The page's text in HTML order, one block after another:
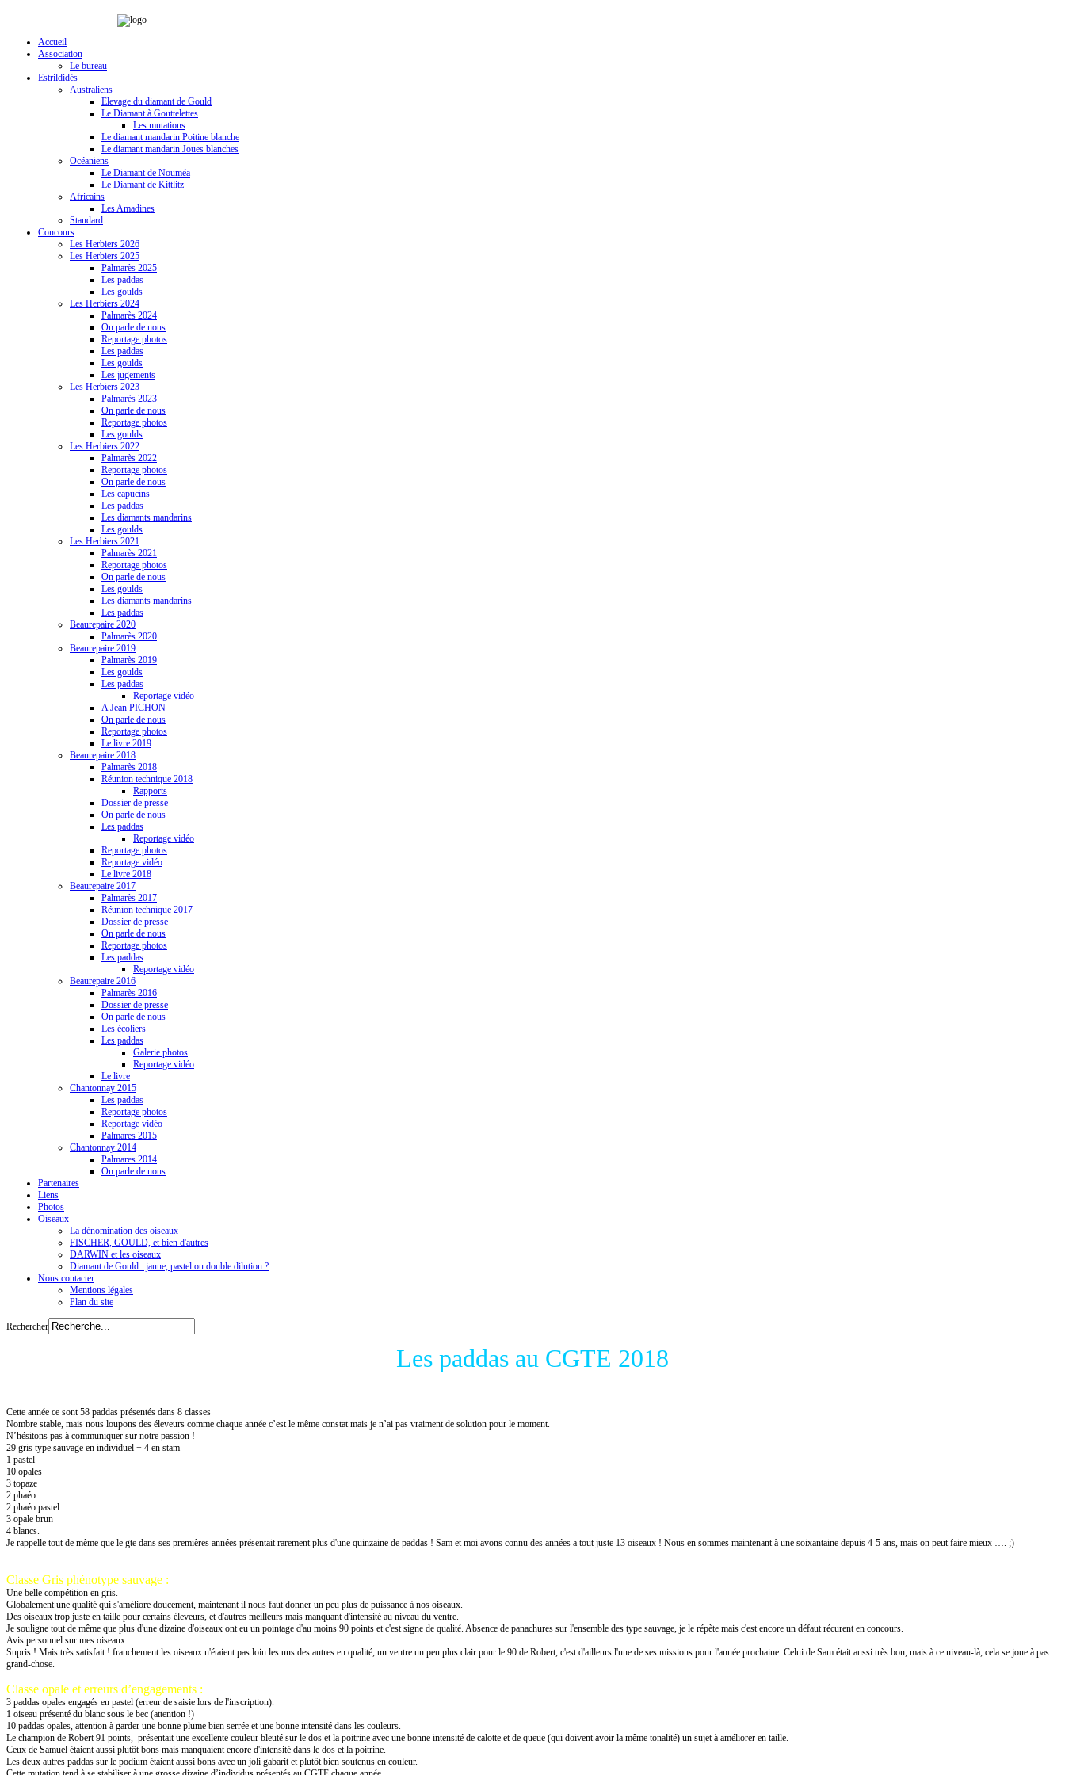
Accueil
Association
Le bureau
Estrildidés
Australiens
Elevage du diamant de Gould
Le Diamant à Gouttelettes
Les mutations
Le diamant mandarin Poitine blanche
Le diamant mandarin Joues blanches
Océaniens
Le Diamant de Nouméa
Le Diamant de Kittlitz
Africains
Les Amadines
Standard
Concours
Les Herbiers 2026
Les Herbiers 2025
Palmarès 2025
Les paddas
Les goulds
Les Herbiers 2024
Palmarès 2024
On parle de nous
Reportage photos
Les paddas
Les goulds
Les jugements
Les Herbiers 2023
Palmarès 2023
On parle de nous
Reportage photos
Les goulds
Les Herbiers 2022
Palmarès 2022
Reportage photos
On parle de nous
Les capucins
Les paddas
Les diamants mandarins
Les goulds
Les Herbiers 2021
Palmarès 2021
Reportage photos
On parle de nous
Les goulds
Les diamants mandarins
Les paddas
Beaurepaire 2020
Palmarès 2020
Beaurepaire 2019
Palmarès 2019
Les goulds
Les paddas
Reportage vidéo
A Jean PICHON
On parle de nous
Reportage photos
Le livre 2019
Beaurepaire 2018
Palmarès 2018
Réunion technique 2018
Rapports
Dossier de presse
On parle de nous
Les paddas
Reportage vidéo
Reportage photos
Reportage vidéo
Le livre 2018
Beaurepaire 2017
Palmarès 2017
Réunion technique 2017
Dossier de presse
On parle de nous
Reportage photos
Les paddas
Reportage vidéo
Beaurepaire 2016
Palmarès 2016
Dossier de presse
On parle de nous
Les écoliers
Les paddas
Galerie photos
Reportage vidéo
Le livre
Chantonnay 2015
Les paddas
Reportage photos
Reportage vidéo
Palmares 2015
Chantonnay 2014
Palmares 2014
On parle de nous
Partenaires
Liens
Photos
Oiseaux
La dénomination des oiseaux
FISCHER, GOULD, et bien d'autres
DARWIN et les oiseaux
Diamant de Gould : jaune, pastel ou double dilution ?
Nous contacter
Mentions légales
Plan du site
Rechercher
Les paddas au CGTE 2018
Cette année ce sont 58 paddas présentés dans 8 classes
Nombre stable, mais nous loupons des éleveurs comme chaque année c’est le même constat mais je n’ai pas vraiment de solution pour le moment.
N’hésitons pas à communiquer sur notre passion !
29 gris type sauvage en individuel + 4 en stam
1 pastel
10 opales
3 topaze
2 phaéo
2 phaéo pastel
3 opale brun
4 blancs.
Je rappelle tout de même que le gte dans ses premières années présentait rarement plus d'une quinzaine de paddas ! Sam et moi avons connu des années a tout juste 13 oiseaux ! Nous en sommes maintenant à une soixantaine depuis 4-5 ans, mais on peut faire mieux …. ;)
Classe Gris phénotype sauvage :
Une belle compétition en gris.
Globalement une qualité qui s'améliore doucement, maintenant il nous faut donner un peu plus de puissance à nos oiseaux.
Des oiseaux trop juste en taille pour certains éleveurs, et d'autres meilleurs mais manquant d'intensité au niveau du ventre.
Je souligne tout de même que plus d'une dizaine d'oiseaux ont eu un pointage d'au moins 90 points et c'est signe de qualité. Absence de panachures sur l'ensemble des type sauvage, je le répète mais c'est encore un défaut récurent en concours.
Avis personnel sur mes oiseaux :
Supris ! Mais très satisfait ! franchement les oiseaux n'étaient pas loin les uns des autres en qualité, un ventre un peu plus clair pour le 90 de Robert, c'est d'ailleurs l'une de ses missions pour l'année prochaine. Celui de Sam était aussi très bon, mais à ce niveau-là, cela se joue à pas
grand-chose.
Classe opale et erreurs d’engagements :
3 paddas opales engagés en pastel (erreur de saisie lors de l'inscription).
1 oiseau présenté du blanc sous le bec (attention !)
10 paddas opales, attention à garder une bonne plume bien serrée et une bonne intensité dans les couleurs.
Le champion de Robert 91 points, présentait une excellente couleur bleuté sur le dos et la poitrine avec une bonne intensité de calotte et de queue (qui doivent avoir la même tonalité) un sujet à améliorer en taille.
Ceux de Samuel étaient aussi plutôt bons mais manquaient encore d'intensité dans le dos et la poitrine.
Les deux autres paddas sur le podium étaient aussi bons avec un joli gabarit et plutôt bien soutenus en couleur.